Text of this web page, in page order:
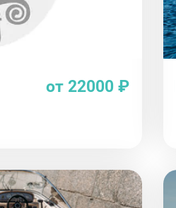
от 22000 ₽